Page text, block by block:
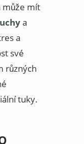
může mít
a
a
své
různých
tuky.